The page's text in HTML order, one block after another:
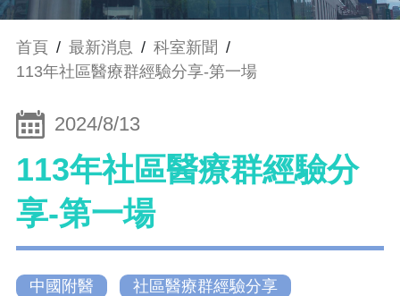
首頁 / 最新消息 / 科室新聞 /
113年社區醫療群經驗分享-第一場
2024/8/13
113年社區醫療群經驗分
享-第一場
中國附醫 社區醫療群經驗分享